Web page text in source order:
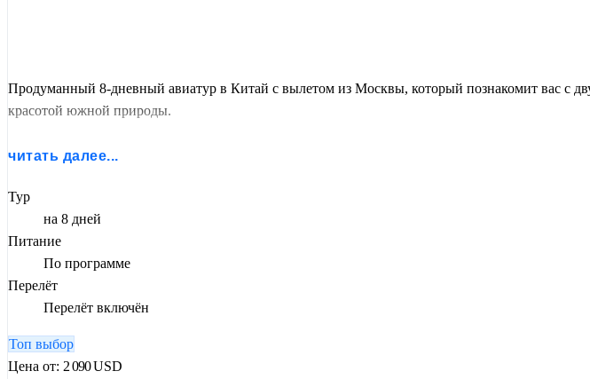
Продуманный 8-дневный авиатур в Китай с вылетом из Москвы, который познакомит вас с
красотой южной природы.
Вы пройдете по
легендарнуюпещеру Тростниковой флейты
Вас сопровождает опытный
читать далее...
Тур
на 8 дней
Питание
По программе
Перелёт
Перелёт включён
Топ выбор
Цена от: 2 090USD